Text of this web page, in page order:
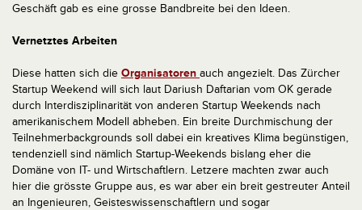
Geschäft gab es eine grosse Bandbreite bei den Ideen.
Vernetztes Arbeiten
Diese hatten sich die Organisatoren auch angezielt. Das Zürcher
Startup Weekend will sich laut Dariush Daftarian vom OK gerade
durch Interdisziplinarität von anderen Startup Weekends nach
amerikanischem Modell abheben. Ein breite Durchmischung der
Teilnehmerbackgrounds soll dabei ein kreatives Klima begünstigen,
tendenziell sind nämlich Startup-Weekends bislang eher die
Domäne von IT- und Wirtschaftlern. Letzere machten zwar auch
hier die grösste Gruppe aus, es war aber ein breit gestreuter Anteil
an Ingenieuren, Geisteswissenschaftlern und sogar